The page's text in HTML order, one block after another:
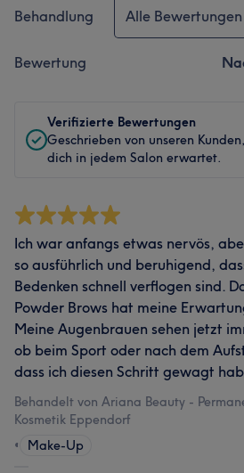
Behandlung Alle Bewertungen
Bewertung
Verifizierte Bewertungen
Geschrieben von unseren
dich in jedem Salon erwartet.
Ich war anfangs etwas nervös,
so ausführlich und beruhigend,
Bedenken schnell verflogen sind.
Powder Brows hat meine
Meine Augenbrauen sehen jetzt
ob beim Sport oder nach dem
dass ich diesen Schritt gewagt
Behandelt von Ariana Beauty -
Kosmetik Eppendorf
•
Make-Up